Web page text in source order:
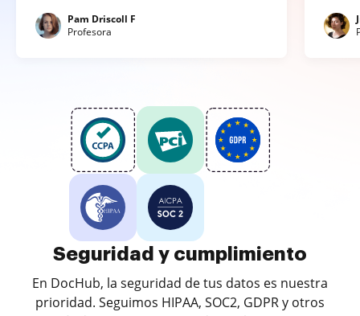
Pam Driscoll F
Profesora
Seguridad y cumplimiento
En DocHub, la seguridad de tus datos es nuestra
prioridad. Seguimos HIPAA, SOC2, GDPR y otros